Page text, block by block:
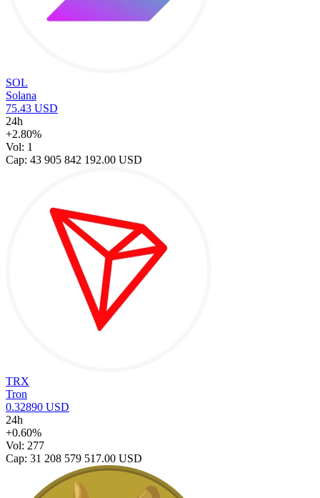
SOL
Solana
75.43 USD
24h
+2.80%
Vol: 1
Cap: 43 905 842 192.00 USD
TRX
Tron
0.32890 USD
24h
+0.60%
Vol: 277
Cap: 31 208 579 517.00 USD